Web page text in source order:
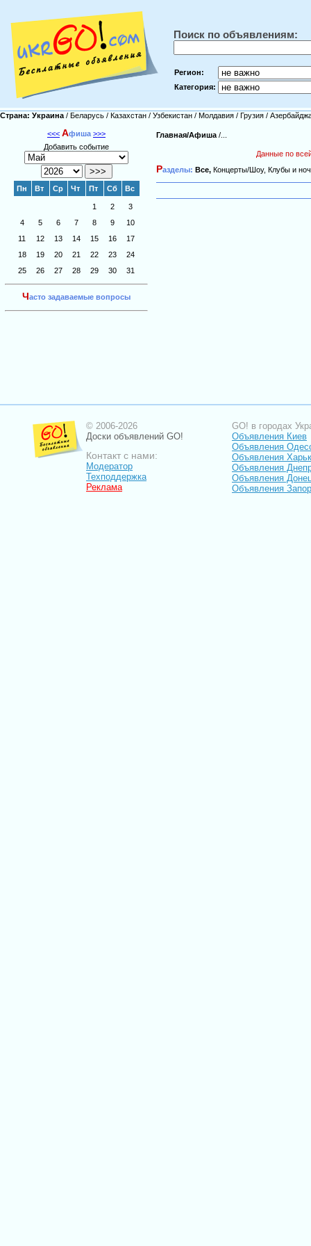
Поиск по объявлениям:
Регион:
Категория:
Страна: Украина / Беларусь / Казахстан / Узбекистан / Молдавия / Грузия /
<<< Афиша >>>
Добавить событие
Пн Вт Ср Чт Пт Сб Вс
1 2
3
4
5 6 7 8 9
10
11
12 13 14 15 16
17
18
19 20 21 22 23
24
25
26 27 28 29 30 31
Часто задаваемые вопросы
Главная/Афиша /...
Данные по
Разделы: Все, Концерты/Шоу, Клубы и
© 2006-2026
Доски объявлений GO!
Контакт с нами:
Модератор
Техподдержка
Реклама
GO! в городах
Объявления Киев
Объявления
Объявления
Объявления
Объявления
Объявления